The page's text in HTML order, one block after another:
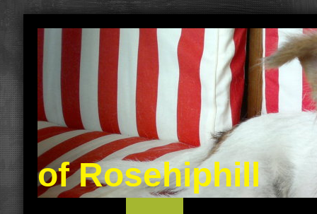
of Rosehiphill